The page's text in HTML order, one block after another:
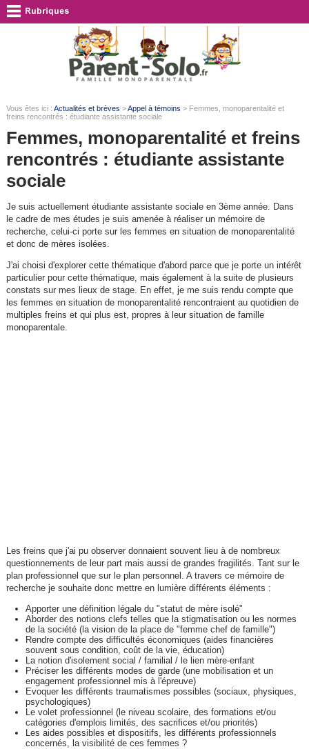
Vous êtes ici : Actualités et brèves >Appel à témoins > Femmes, monoparentalité et
freins rencontrés : étudiante assistante sociale
Femmes, monoparentalité et freins
rencontrés : étudiante assistante
sociale
Je suis actuellement étudiante assistante sociale en 3ème année. Dans
le cadre de mes études je suis amenée à réaliser un mémoire de
recherche, celui-ci porte sur les femmes en situation de monoparentalité
et donc de mères isolées.
J'ai choisi d'explorer cette thématique d'abord parce que je porte un intérêt
particulier pour cette thématique, mais également à la suite de plusieurs
constats sur mes lieux de stage. En effet, je me suis rendu compte que
les femmes en situation de monoparentalité rencontraient au quotidien de
multiples freins et qui plus est, propres à leur situation de famille
monoparentale.
Les freins que j'ai pu observer donnaient souvent lieu à de nombreux
questionnements de leur part mais aussi de grandes fragilités. Tant sur le
plan professionnel que sur le plan personnel. A travers ce mémoire de
recherche je souhaite donc mettre en lumière différents éléments :
Apporter une définition légale du "statut de mère isolé"
Aborder des notions clefs telles que la stigmatisation ou les normes
de la société (la vision de la place de "femme chef de famille")
Rendre compte des difficultés économiques (aides financières
souvent sous condition, coût de la vie, éducation)
La notion d'isolement social / familial / le lien mère-enfant
Préciser les différents modes de garde (une mobilisation et un
engagement professionnel mis à l'épreuve)
Evoquer les différents traumatismes possibles (sociaux, physiques,
psychologiques)
Le volet professionnel (le niveau scolaire, des formations et/ou
catégories d'emplois limités, des sacrifices et/ou priorités)
Les aides possibles et dispositifs, les différents professionnels
concernés, la visibilité de ces femmes ?